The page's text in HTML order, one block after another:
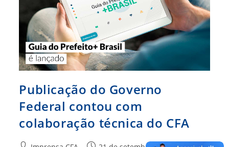
Publicação do Governo
Federal contou com
colaboração técnica do CFA